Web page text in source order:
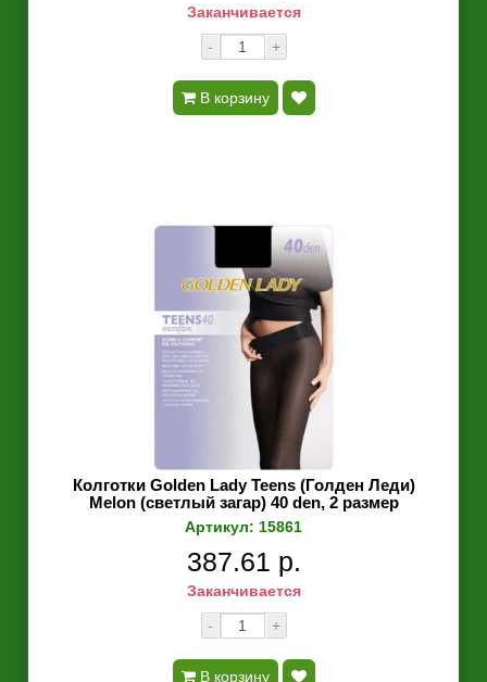
Заканчивается
-
+
В корзину
Колготки Golden Lady Teens (Голден Леди)
Melon (светлый загар) 40 den, 2 размер
Артикул: 15861
387.61 р.
Заканчивается
-
+
В корзину